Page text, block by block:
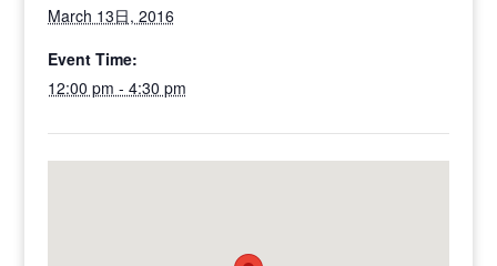
March 13日, 2016
Event Time:
12:00 pm - 4:30 pm